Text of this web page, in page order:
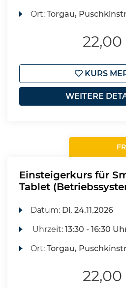
Ort:Torgau,
KURS
WEITERE
Einsteigerkurs für
Tablet
Datum: Di. 24.11.2026
Uhrzeit:13:30 - 16:30
Ort:Torgau,